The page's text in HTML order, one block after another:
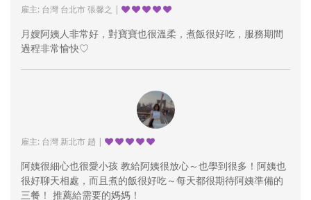
雇主: 台灣 台北市 張馨之 |
月嫂阿姨人非常好，對寶寶也很溫柔，煮飯很好吃，服務期間
過程非常愉快♡
雇主: 台灣 新北市 趙 |
阿姨很細心也很愛小孩 教給阿姨很放心～也學到很多！阿姨也
很好聊天相處，而且煮的飯很好吃～每天都很期待阿姨準備的
三餐！ 推薦給需要的媽媽！